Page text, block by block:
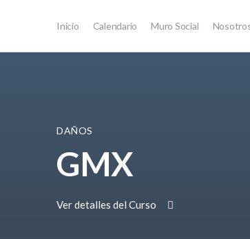
Inicio Calendario Muro Social
DAÑOS
GMX
Ver detalles del Curso